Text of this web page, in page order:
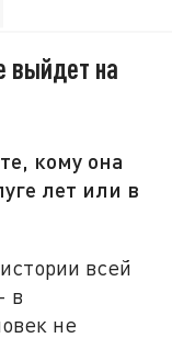
выйдет на
кому она
лет или в
всей
в
не